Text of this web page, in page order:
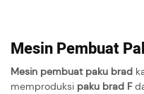
Mesin Pembuat
Mesin pembuat paku brad
memproduksi paku brad F